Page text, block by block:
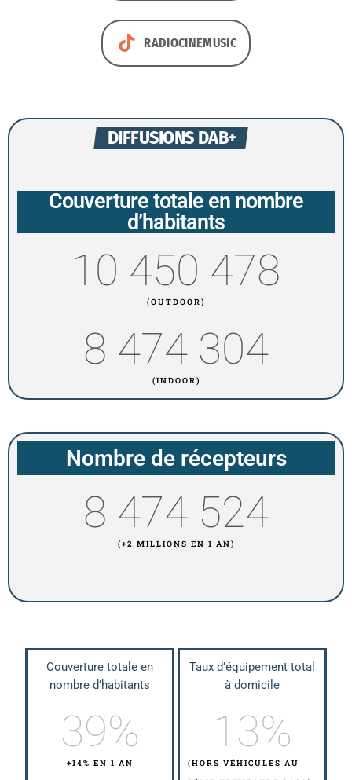
RADIOCINEMUSIC
DIFFUSIONS DAB+
Couverture totale en nombre
d’habitants
(OUTDOOR)
10 450 478
(INDOOR)
8 474 304
Nombre de récepteurs
(+2 MILLIONS EN 1 AN)
8 474 524
Couverture totale en
nombre d’habitants
+14% EN 1 AN
39%
Taux d’équipement total
à domicile
(HORS VÉHICULES AU
13%